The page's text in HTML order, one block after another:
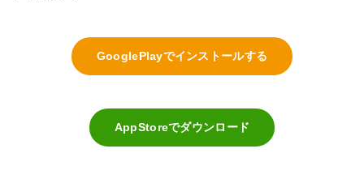
GooglePlayでインストールする
AppStoreでダウンロード